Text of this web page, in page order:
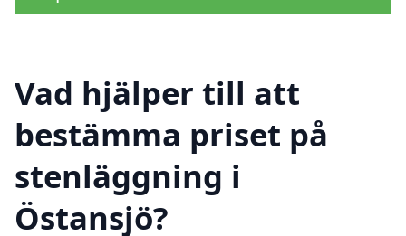
Vad hjälper till att
bestämma priset på
stenläggning i
Östansjö?